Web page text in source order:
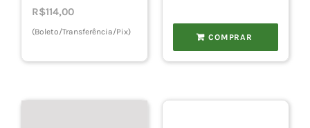
R$114,00
(Boleto/Transferência/Pix)
COMPRAR